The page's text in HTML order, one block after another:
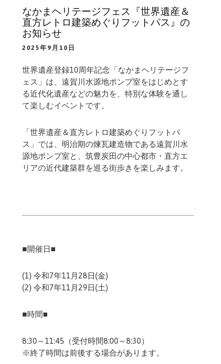
なかまヘリテージフェス『世界遺産＆
直方レトロ建築めぐりフットパス』の
お知らせ
2025年9月10日
世界遺産登録10周年記念「なかまヘリテージフ
ェス」は、遠賀川水源地ポンプ室をはじめとす
る近代化遺産などの魅力を、特別な体験を通し
て楽しむイベントです。
「世界遺産＆直方レトロ建築めぐりフットパ
ス」では、明治期の煉瓦建造物である遠賀川水
源地ポンプ室と、筑豊炭田の中心都市・直方エ
リアの近代建築群を巡る街歩きを楽しみます。
■開催日■
(1) 令和7年11月28日(金)
(2) 令和7年11月29日(土)
■時間■
8:30～11:45（受付時間8:00～8:30）
※終了時間は前後する場合があります。